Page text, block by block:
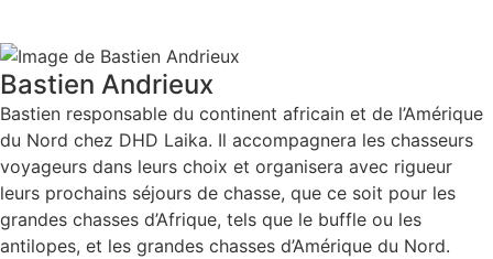
Bastien Andrieux
Bastien responsable du continent africain et de l’Amérique
du Nord chez DHD Laika. Il accompagnera les chasseurs
voyageurs dans leurs choix et organisera avec rigueur
leurs prochains séjours de chasse, que ce soit pour les
grandes chasses d’Afrique, tels que le buffle ou les
antilopes, et les grandes chasses d’Amérique du Nord.